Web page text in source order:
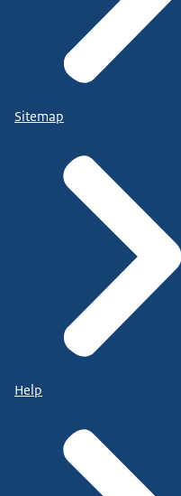
Sitemap
Help